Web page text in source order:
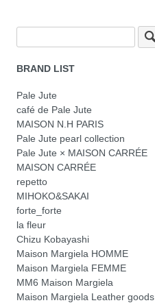
BRAND LIST
Pale Jute
café de Pale Jute
MAISON N.H PARIS
Pale Jute pearl collection
Pale Jute × MAISON CARRÉE
MAISON CARRÉE
repetto
MIHOKO&SAKAI
forte_forte
la fleur
Chizu Kobayashi
Maison Margiela HOMME
Maison Margiela FEMME
MM6 Maison Margiela
Maison Margiela Leather goods